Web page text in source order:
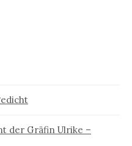
der Gräfin Ulrike –